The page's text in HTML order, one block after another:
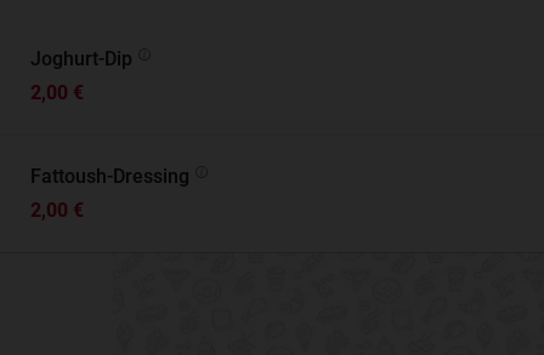
Joghurt-Dip
2,00 €
Fattoush-Dressing
2,00 €